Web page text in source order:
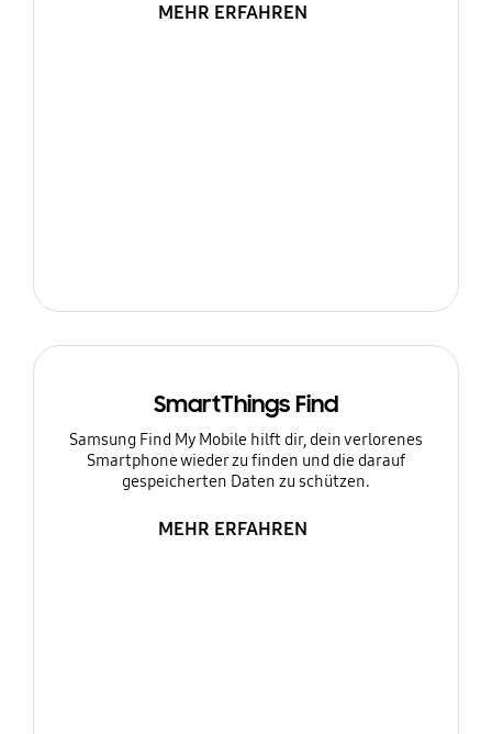
MEHR ERFAHREN
SmartThings Find
Samsung Find My Mobile hilft dir, dein verlorenes
Smartphone wieder zu finden und die darauf
gespeicherten Daten zu schützen.
MEHR ERFAHREN